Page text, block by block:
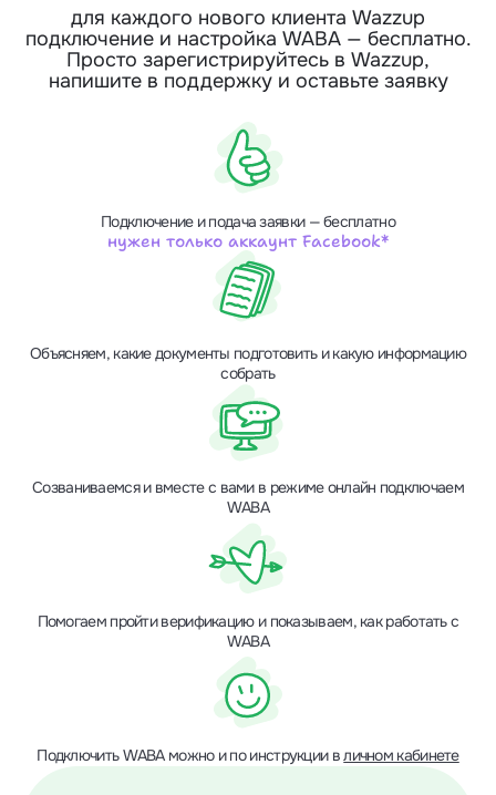
для каждого нового клиента Wazzup
подключение и настройка WABA — бесплатно.
Просто зарегистрируйтесь в Wazzup,
напишите в поддержку и оставьте заявку
Подключение и подача заявки — бесплатно
нужен только аккаунт Facebook*
Объясняем, какие документы подготовить и какую информацию
собрать
Созваниваемся и вместе с вами в режиме онлайн подключаем
WABA
Помогаем пройти верификацию и показываем, как работать с
WABA
Подключить WABA можно и по инструкции в личном кабинете